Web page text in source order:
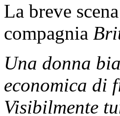
La breve
compagnia
Una donna
economica di
Visibilmente